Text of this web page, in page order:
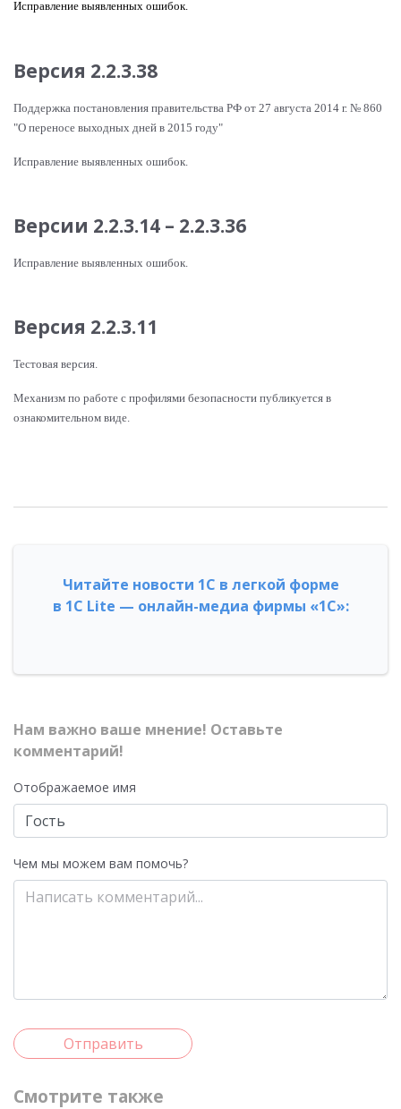
Исправление выявленных ошибок.
Версия 2.2.3.38
Поддержка постановления правительства РФ от 27 августа 2014 г. № 860
"О переносе выходных дней в 2015 году"
Исправление выявленных ошибок.
Версии 2.2.3.14 – 2.2.3.36
Исправление выявленных ошибок.
Версия 2.2.3.11
Тестовая версия.
Механизм по работе с профилями безопасности публикуется в
ознакомительном виде.
Читайте новости 1С в легкой форме
в 1С Lite — онлайн-медиа фирмы «1С»:
Нам важно ваше мнение! Оставьте
комментарий!
Отображаемое имя
Чем мы можем вам помочь?
Отправить
Смотрите также